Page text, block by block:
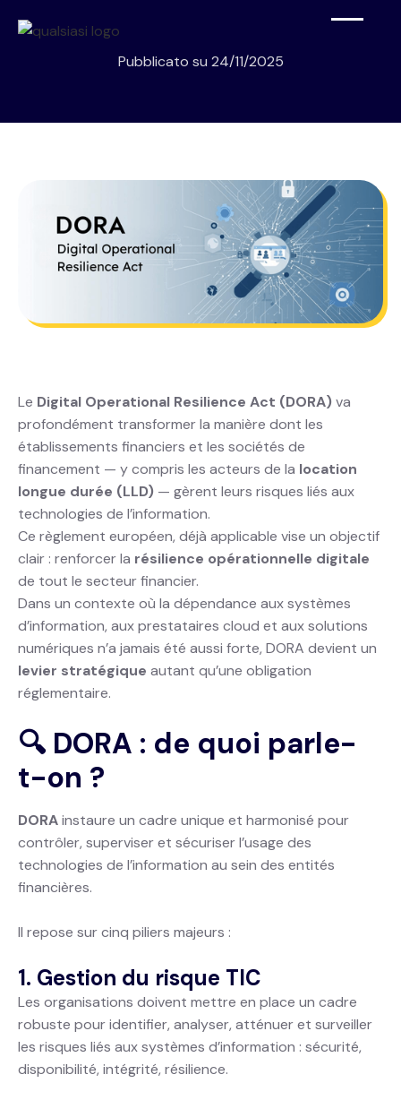
Pubblicato su 24/11/2025
Le Digital Operational Resilience Act (DORA)va
profondément transformer la manière dont les
établissements financiers et les sociétés de
financement — y compris les acteurs de la location
longue durée (LLD) — gèrent leurs risques liés aux
technologies de l’information.
Ce règlement européen, déjà applicable vise un objectif
clair : renforcer la résilience opérationnelle digitale
de tout le secteur financier.
Dans un contexte où la dépendance aux systèmes
d’information, aux prestataires cloud et aux solutions
numériques n’a jamais été aussi forte, DORA devient un
levier stratégique autant qu’une obligation
réglementaire.
🔍 DORA : de quoi parle-
t-on ?
DORAinstaure un cadre unique et harmonisé pour
contrôler, superviser et sécuriser l’usage des
technologies de l’information au sein des entités
financières.
Il repose sur cinq piliers majeurs :
1. Gestion du risque TIC
Les organisations doivent mettre en place un cadre
robuste pour identifier, analyser, atténuer et surveiller
les risques liés aux systèmes d’information : sécurité,
disponibilité, intégrité, résilience.